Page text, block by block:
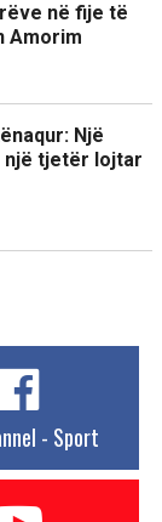
në fije të
Amorim
Një
një tjetër lojtar
- Sport